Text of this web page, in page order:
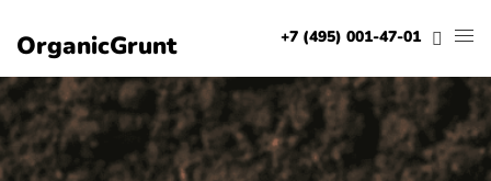
OrganicGrunt +7 (495) 001-47-01